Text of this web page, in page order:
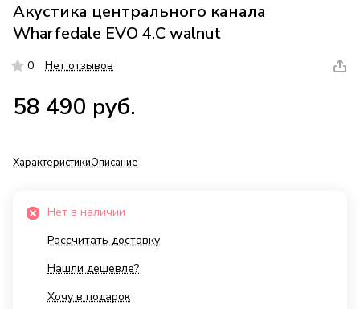
Акустика центрального канала
Wharfedale EVO 4.С walnut
0 Нет отзывов
58 490 руб.
ХарактеристикиОписание
Нет в наличии
Рассчитать доставку
Нашли дешевле?
Хочу в подарок